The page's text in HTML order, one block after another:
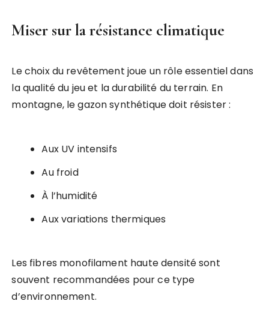
Miser sur la résistance climatique
Le choix du revêtement joue un rôle essentiel dans
la qualité du jeu et la durabilité du terrain. En
montagne, le gazon synthétique doit résister :
Aux UV intensifs
Au froid
À l’humidité
Aux variations thermiques
Les fibres monofilament haute densité sont
souvent recommandées pour ce type
d’environnement.